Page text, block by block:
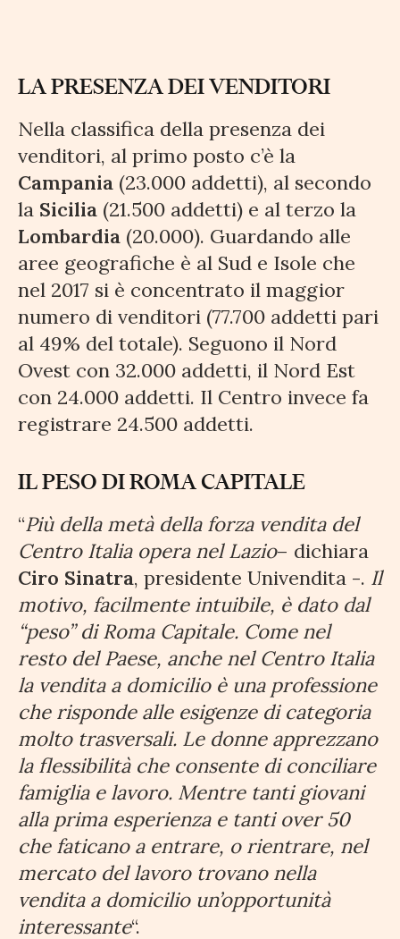
LA PRESENZA DEI VENDITORI
Nella classifica della presenza dei
venditori, al primo posto c’è la
Campania (23.000 addetti), al secondo
la Sicilia (21.500 addetti) e al terzo la
Lombardia (20.000). Guardando alle
aree geografiche è al Sud e Isole che
nel 2017 si è concentrato il maggior
numero di venditori (77.700 addetti pari
al 49% del totale). Seguono il Nord
Ovest con 32.000 addetti, il Nord Est
con 24.000 addetti. Il Centro invece fa
registrare 24.500 addetti.
IL PESO DI ROMA CAPITALE
“Più della metà della forza vendita del
Centro Italia opera nel Lazio– dichiara
Ciro Sinatra, presidente Univendita -. Il
motivo, facilmente intuibile, è dato dal
“peso” di Roma Capitale. Come nel
resto del Paese, anche nel Centro Italia
la vendita a domicilio è una professione
che risponde alle esigenze di categoria
molto trasversali. Le donne apprezzano
la flessibilità che consente di conciliare
famiglia e lavoro. Mentre tanti giovani
alla prima esperienza e tanti over 50
che faticano a entrare, o rientrare, nel
mercato del lavoro trovano nella
vendita a domicilio un’opportunità
interessante“.